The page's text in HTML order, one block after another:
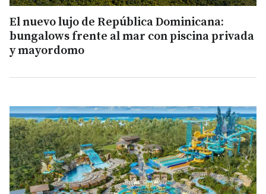
El nuevo lujo de República Dominicana:
bungalows frente al mar con piscina privada
y mayordomo